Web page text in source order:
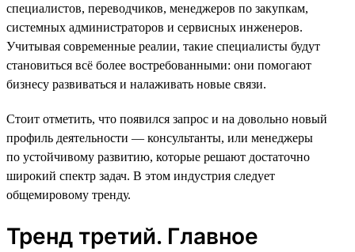
специалистов, переводчиков, менеджеров по закупкам,
системных администраторов и сервисных инженеров.
Учитывая современные реалии, такие специалисты будут
становиться всё более востребованными: они помогают
бизнесу развиваться и налаживать новые связи.
Стоит отметить, что появился запрос и на довольно новый
профиль деятельности — консультанты, или менеджеры
по устойчивому развитию, которые решают достаточно
широкий спектр задач. В этом индустрия следует
общемировому тренду.
Тренд третий. Главное